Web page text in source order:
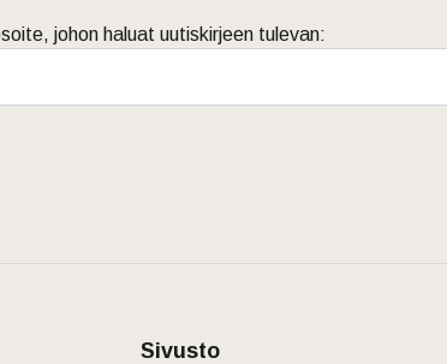
johon haluat uutiskirjeen tulevan:
Sivusto